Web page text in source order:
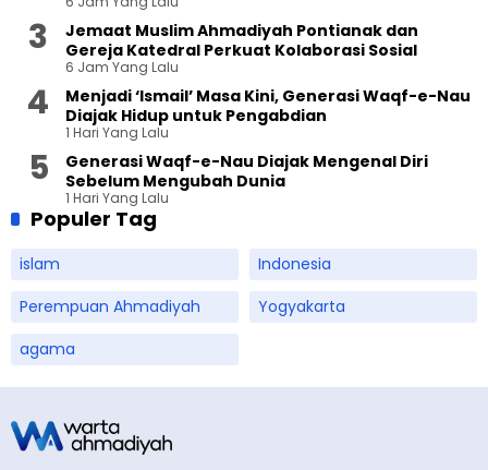
Jemaat Muslim Ahmadiyah Pontianak dan
Gereja Katedral Perkuat Kolaborasi Sosial
6 Jam Yang Lalu
Menjadi ‘Ismail’ Masa Kini, Generasi Waqf-e-Nau
Diajak Hidup untuk Pengabdian
1 Hari Yang Lalu
Generasi Waqf-e-Nau Diajak Mengenal Diri
Sebelum Mengubah Dunia
1 Hari Yang Lalu
Populer Tag
islam
Indonesia
Perempuan Ahmadiyah
Yogyakarta
agama